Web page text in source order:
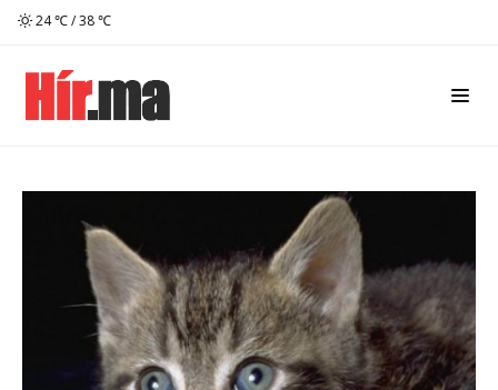
24 ℃ / 38 ℃